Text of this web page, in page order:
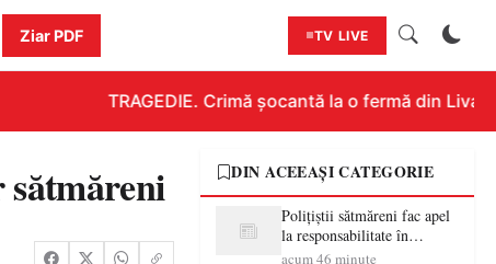
Ziar PDF TV LIVE
TRAGEDIE. Crimă șocantă la o fermă din
DIN ACEEAȘI CATEGORIE
Polițiștii sătmăreni fac apel
la responsabilitate în
trafic…
acum 46 minute